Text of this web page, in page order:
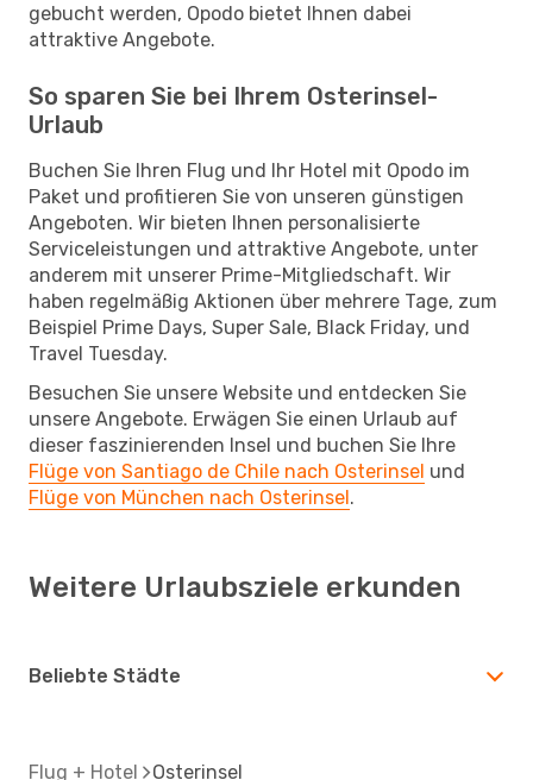
gebucht werden, Opodo bietet Ihnen dabei
attraktive Angebote.
So sparen Sie bei Ihrem Osterinsel-
Urlaub
Buchen Sie Ihren Flug und Ihr Hotel mit Opodo im
Paket und profitieren Sie von unseren günstigen
Angeboten. Wir bieten Ihnen personalisierte
Serviceleistungen und attraktive Angebote, unter
anderem mit unserer Prime-Mitgliedschaft. Wir
haben regelmäßig Aktionen über mehrere Tage, zum
Beispiel Prime Days, Super Sale, Black Friday, und
Travel Tuesday.
Besuchen Sie unsere Website und entdecken Sie
unsere Angebote. Erwägen Sie einen Urlaub auf
dieser faszinierenden Insel und buchen Sie Ihre
Flüge von Santiago de Chile nach Osterinsel und
Flüge von München nach Osterinsel.
Weitere Urlaubsziele erkunden
Beliebte Städte
Flug + Hotel Osterinsel